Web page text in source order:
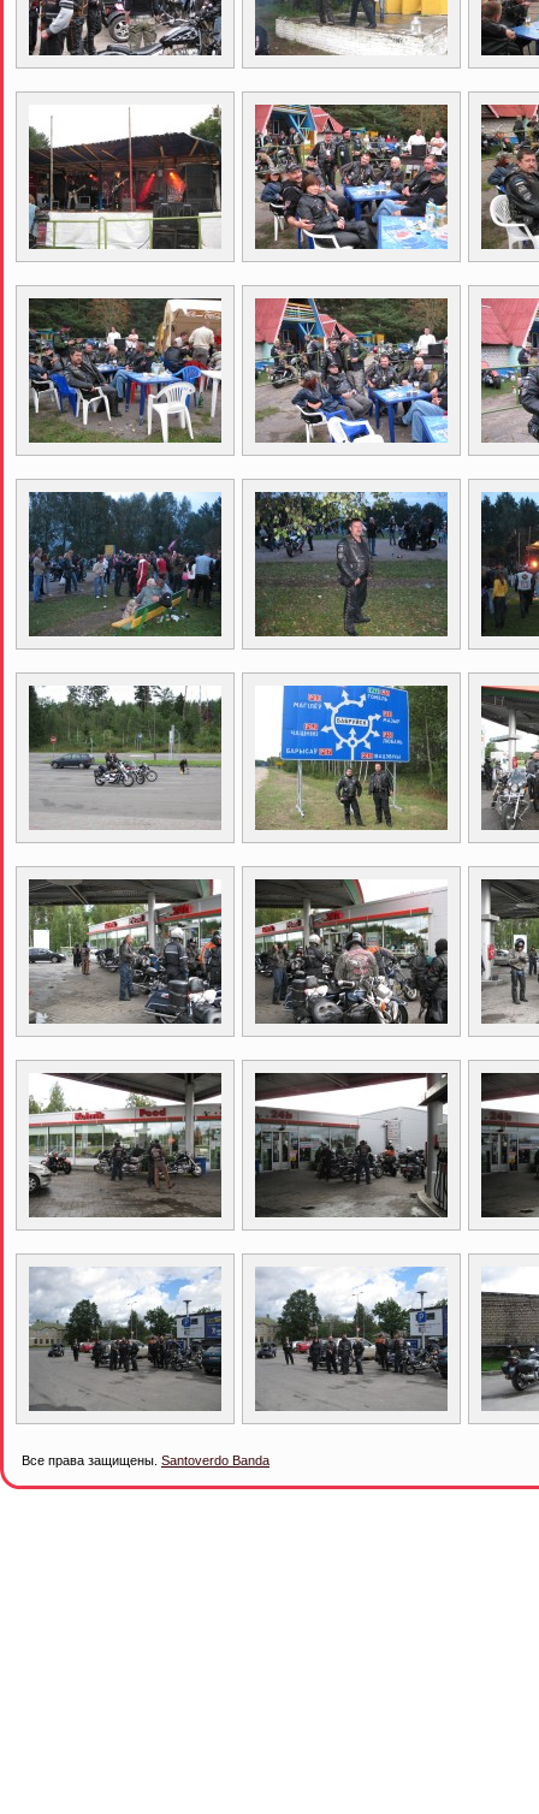
Все права защищены. Santoverdo Banda